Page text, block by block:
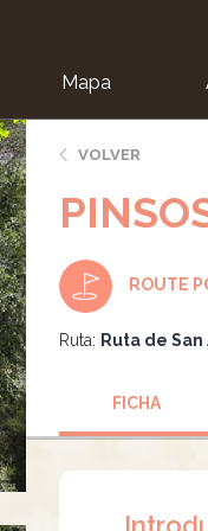
Mapa
VOLVER
ROUTE
Ruta: Ruta de
FICHA